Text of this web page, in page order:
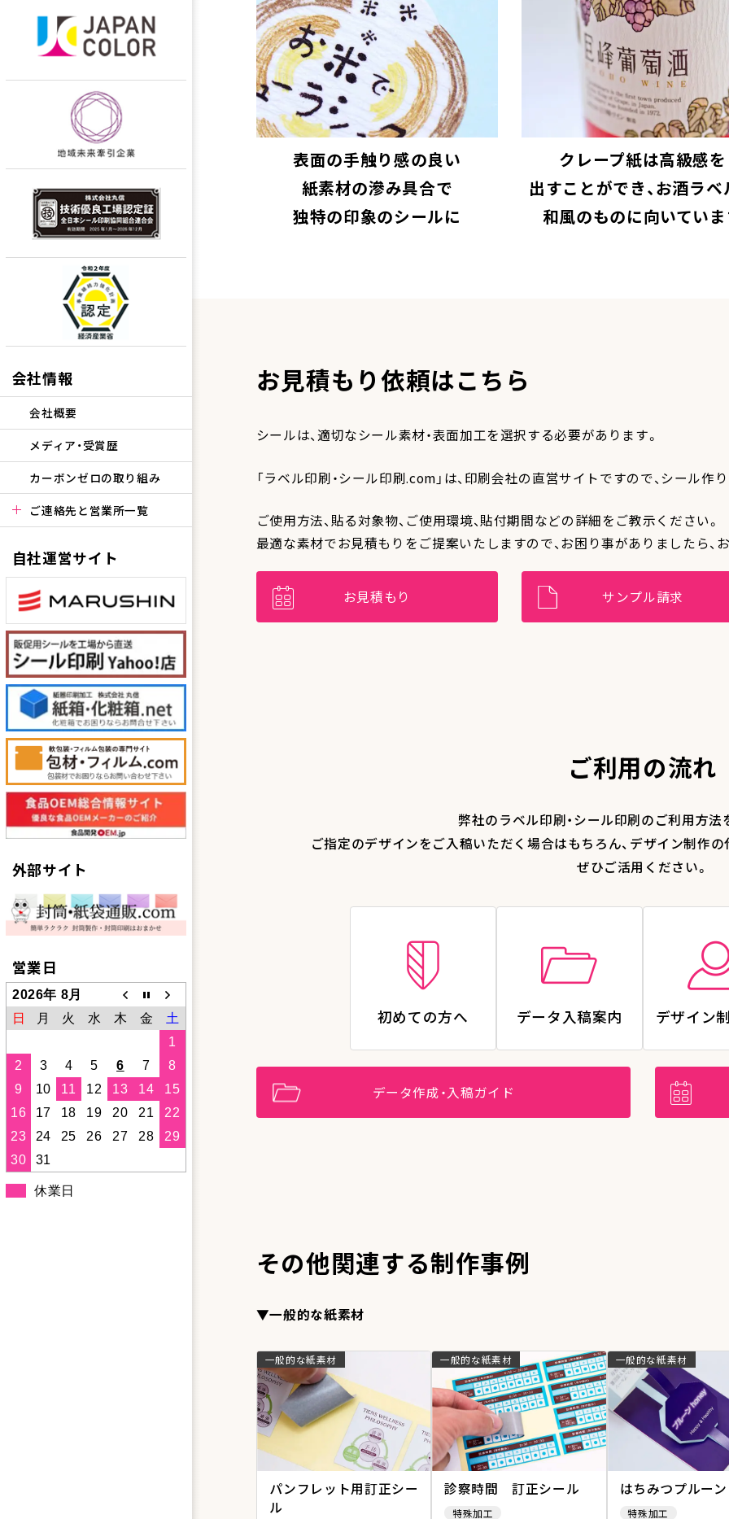
会社情報
会社概要
メディア・受賞歴
カーボンゼロの取り組み
ご連絡先と営業所一覧
自社運営サイト
外部サイト
営業日
2026年 8月
日
月 火 水 木 金
土
1
2
3 4 5 6 7
8
9
10 11 12 13 14
15
16
17 18 19 20 21
22
23
24 25 26 27 28
29
30
31
休業日
表面の手触り感の良い
紙素材の滲み具合で
独特の印象のシールに
クレープ紙は高級感を
出すことができ、お酒ラ
和風のものに向いてい
お見積もり依頼はこちら
シールは、適切なシール素材・表面加工を選択する必要があります。
「ラベル印刷・シール印刷.com」は、印刷会社の直営サイトですので、シール
ご使用方法、貼る対象物、ご使用環境、貼付期間などの詳細をご教示ください。
最適な素材でお見積もりをご提案いたしますので、お困り事がありましたら、
お見積もり サンプル請求
ご利用の流れ
弊社のラベル印刷・シール印刷のご利用方法
ご指定のデザインをご入稿いただく場合はもちろん、デザイン制作
ぜひご活用ください。
初めての方へ データ入稿案内 デザイン
データ作成・入稿ガイド
その他関連する制作事例
▼一般的な紙素材
一般的な紙素材
パンフレット用訂正シー
ル
一般的な紙素材
診察時間 訂正シール
特殊加工
一般的な紙素材
はちみつプルー
特殊加工